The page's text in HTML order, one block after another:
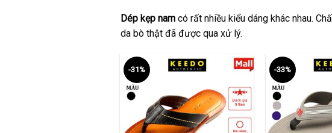
Dép kẹp namcó rất nhiều kiểu dáng khác nhau.
da bò thật đã được qua xử lý.
-31% -33%